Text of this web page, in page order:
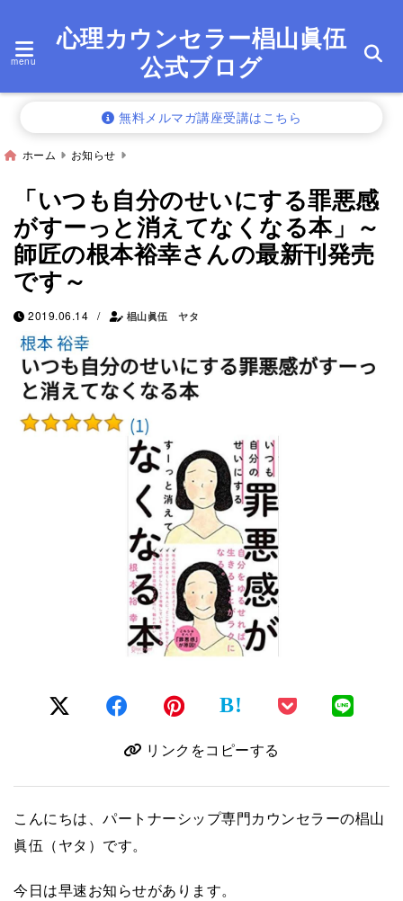
menu
心理カウンセラー椙山眞伍
公式ブログ
無料メルマガ講座受講はこちら
ホーム お知らせ
「いつも自分のせいにする罪悪感
がすーっと消えてなくなる本」～
師匠の根本裕幸さんの最新刊発売
です～
2019.06.14 / 椙山眞伍 ヤタ
B!
リンクをコピーする
こんにちは、パートナーシップ専門カウンセラーの椙山
眞伍（ヤタ）です。
今日は早速お知らせがあります。